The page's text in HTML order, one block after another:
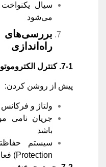
سیال
می‌شود
راه‌اندازی
7-1. کنترل
پیش از روشن کردن:
ولتاژ و
جریان نامی
باشد
Protection) فعال باشد